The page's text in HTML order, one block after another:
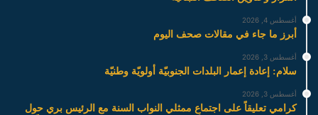
أغسطس 4, 2026
أبرز ما جاء في مقالات صحف اليوم
أغسطس 3, 2026
سلام: إعادة إعمار البلدات الجنوبيّة أولويّة وطنيّة
أغسطس 3, 2026
كرامي تعليقاً على اجتماع ممثلي النواب السنة مع الرئيس بري حول